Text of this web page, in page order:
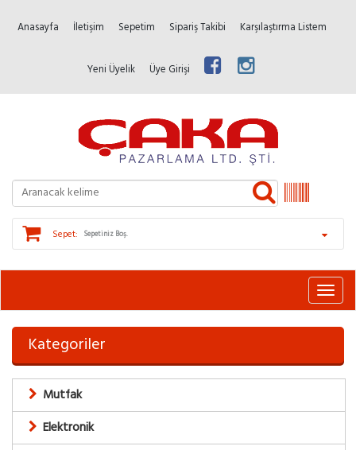
Anasayfa İletişim Sepetim Sipariş Takibi Karşılaştırma Listem
Yeni Üyelik Üye Girişi
Sepet: Sepetiniz Boş.
Kategoriler
Mutfak
Elektronik